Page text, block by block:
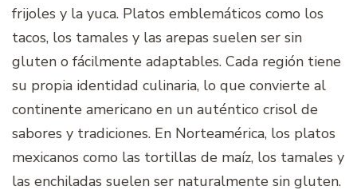
frijoles y la yuca. Platos emblemáticos como los
tacos, los tamales y las arepas suelen ser sin
gluten o fácilmente adaptables. Cada región tiene
su propia identidad culinaria, lo que convierte al
continente americano en un auténtico crisol de
sabores y tradiciones. En Norteamérica, los platos
mexicanos como las tortillas de maíz, los tamales y
las enchiladas suelen ser naturalmente sin gluten.